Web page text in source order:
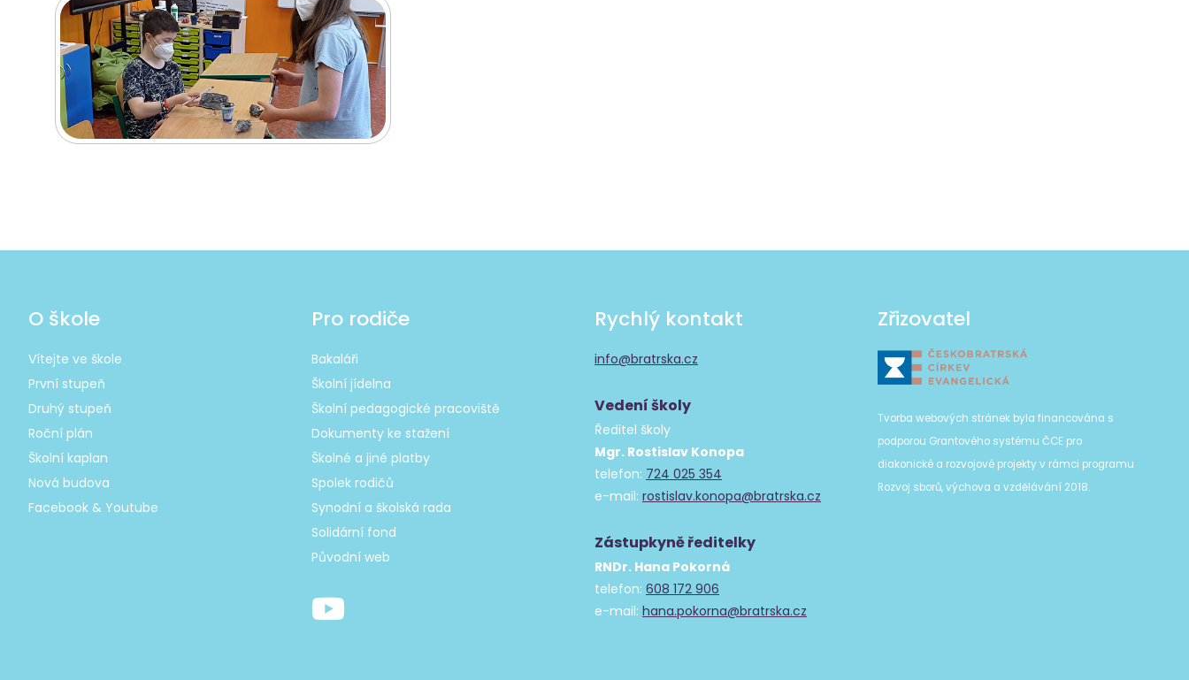
O škole
Vítejte ve škole
První stupeň
Druhý stupeň
Roční plán
Školní kaplan
Nová budova
Facebook & Youtube
Pro rodiče
Bakaláři
Školní jídelna
Školní pedagogické pracoviště
Dokumenty ke stažení
Školné a jiné platby
Spolek rodičů
Synodní a školská rada
Solidární fond
Původní web
Rychlý kontakt
info@bratrska.cz
Vedení školy
Ředitel školy
Mgr. Rostislav Konopa
telefon: 724 025 354
e-mail: rostislav.konopa@bratrska.cz
Zástupkyně ředitelky
RNDr. Hana Pokorná
telefon: 608 172 906
e-mail: hana.pokorna@bratrska.cz
Zřizovatel
Tvorba webových stránek byla financována s
podporou Grantového systému ČCE pro
diakonické a rozvojové projekty v rámci programu
Rozvoj sborů, výchova a vzdělávání 2018.